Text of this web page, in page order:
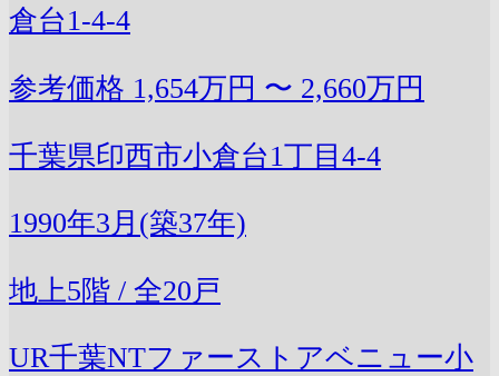
倉台1-4-4
参考価格 1,654万円 〜 2,660万円
千葉県印西市小倉台1丁目4-4
1990年3月(築37年)
地上5階 / 全20戸
UR千葉NTファーストアベニュー小